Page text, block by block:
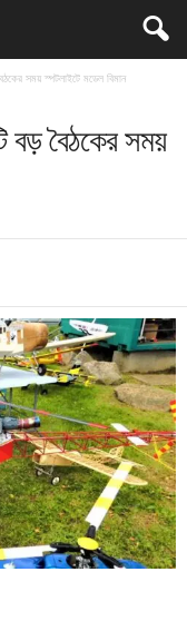
সময় স্পটলাইটে মডেল বিমান
বৈঠকের সময়